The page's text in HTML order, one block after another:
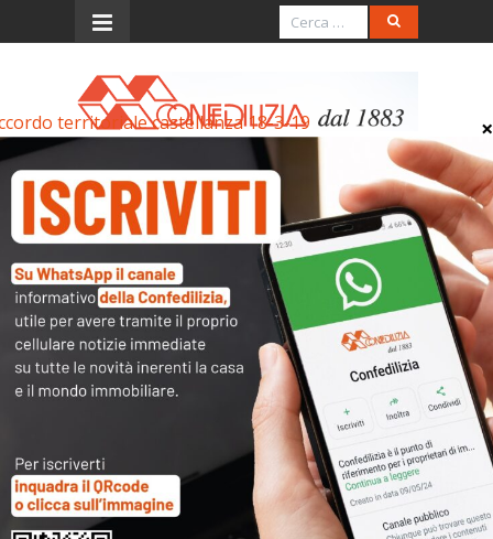
Menu
accordo territoriale
castellanza 18-3-19
accordo territoriale castellanza 18-3-19
Articoli collegati
Archivi
territoriale castellanza 18-3-19